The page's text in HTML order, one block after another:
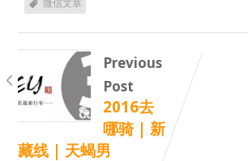
Previous
Post
2016去
哪骑 | 新
藏线 | 天蝎男